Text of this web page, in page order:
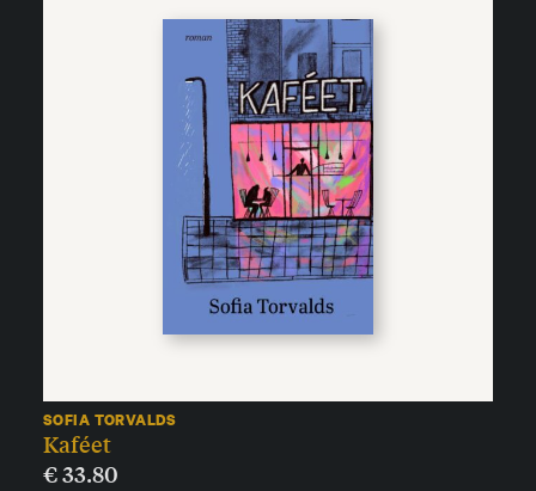
SOFIA TORVALDS
Kaféet
€33.80